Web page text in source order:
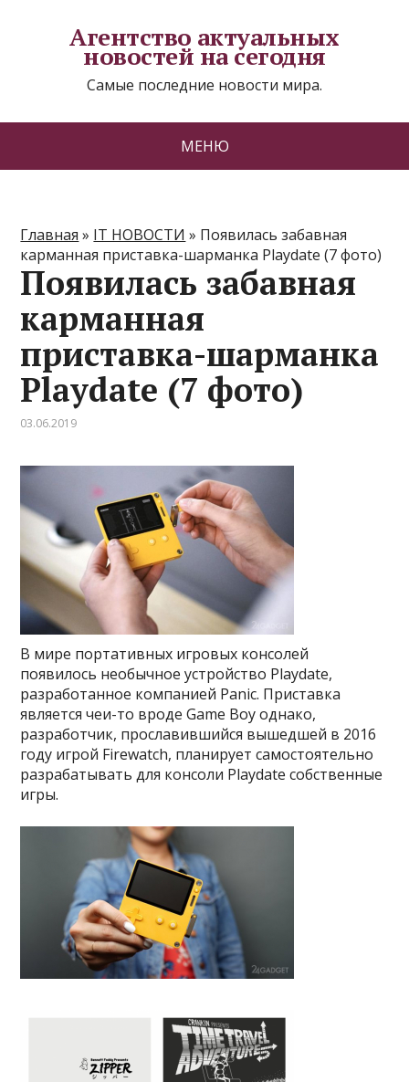
Агентство актуальных
новостей на сегодня
Самые последние новости мира.
МЕНЮ
Главная » IT НОВОСТИ » Появилась забавная
карманная приставка-шарманка Playdate (7 фото)
Появилась забавная
карманная
приставка-шарманка
Playdate (7 фото)
03.06.2019
В мире портативных игровых консолей
появилось необычное устройство Playdate,
разработанное компанией Panic. Приставка
является чеи-то вроде Game Boy однако,
разработчик, прославившийся вышедшей в 2016
году игрой Firewatch, планирует самостоятельно
разрабатывать для консоли Playdate собственные
игры.